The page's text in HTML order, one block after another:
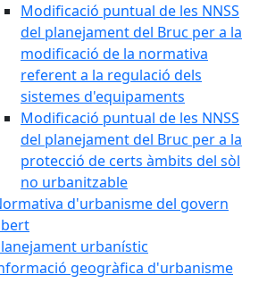
Modificació puntual de les NNSS
del planejament del Bruc per a la
modificació de la normativa
referent a la regulació dels
sistemes d'equipaments
Modificació puntual de les NNSS
del planejament del Bruc per a la
protecció de certs àmbits del sòl
no urbanitzable
d'urbanisme del govern
urbanístic
geogràfica d'urbanisme